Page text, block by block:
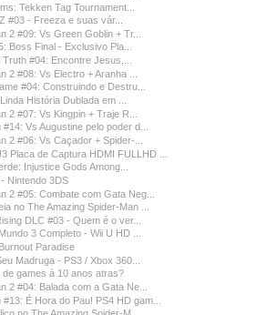
Tekken Tag Tournament...
#03 - Freeza e suas vár...
2 #09: Vs Green Goblin + Tr...
Boss Final - Exclusivo Pla...
#04: Encontre Jesus,...
2 #08: Vs Electro + Aranha ...
#04: Construindo e Destru...
História Dublada em ...
2 #07: Vs Kingpin + Traje R...
Vs Augustine pelo poder d...
2 #06: Vs Caçador + Spider-...
Placa de Captura HDMI FULLHD ...
Injustice Gods Among...
Nintendo 3DS
2 #05: Combate com Gata Neg...
no The Amazing Spider-Man ...
DLC #03 - Quem é o ver...
3 Completo - Wii U HD ...
Paradise
Madruga - PS3 / Xbox 360...
games à 10 anos atras?
2 #04: Balada com a Gata Ne...
É Hora do Pau! PS4 HD gam...